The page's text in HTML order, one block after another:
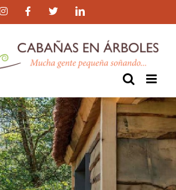
InstagramFacebookTwitterLinkedIn